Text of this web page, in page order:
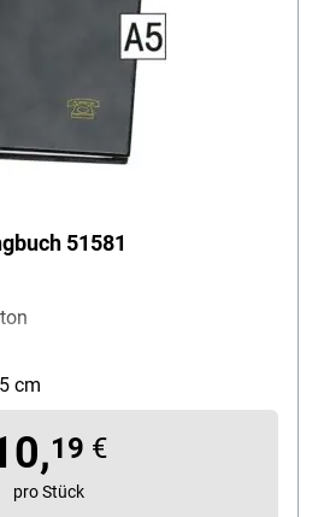
51581
cm
19 €
pro Stück